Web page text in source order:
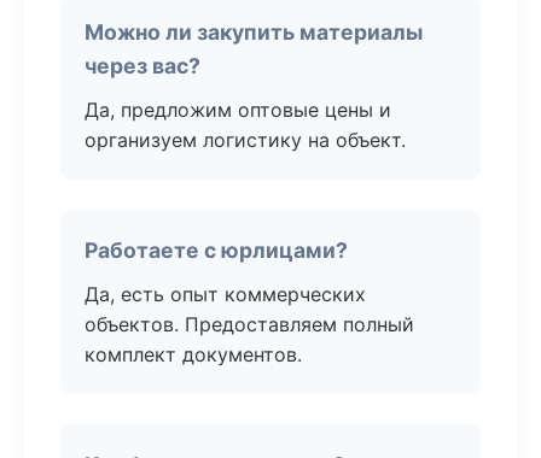
Можно ли закупить материалы
через вас?
Да, предложим оптовые цены и
организуем логистику на объект.
Работаете с юрлицами?
Да, есть опыт коммерческих
объектов. Предоставляем полный
комплект документов.